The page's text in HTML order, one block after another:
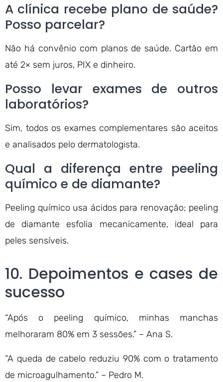
A clínica recebe plano de saúde?
Posso parcelar?
Não há convênio com planos de saúde. Cartão em
até 2× sem juros, PIX e dinheiro.
Posso levar exames de outros
laboratórios?
Sim, todos os exames complementares são aceitos
e analisados pelo dermatologista.
Qual a diferença entre peeling
químico e de diamante?
Peeling químico usa ácidos para renovação; peeling
de diamante esfolia mecanicamente, ideal para
peles sensíveis.
10. Depoimentos e cases de
sucesso
“Após o peeling químico, minhas manchas
melhoraram 80% em 3 sessões.” – Ana S.
“A queda de cabelo reduziu 90% com o tratamento
de microagulhamento.” – Pedro M.